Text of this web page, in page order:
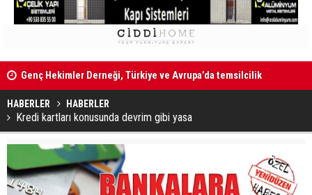
Genç Hekimler Derneği, Türkiye ve Avrupa’da temsilcilik
açtı
HABERLER HABERLER
Kredi kartları konusunda devrim gibi yasa